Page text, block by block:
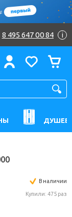
8 495 647 00 84 i